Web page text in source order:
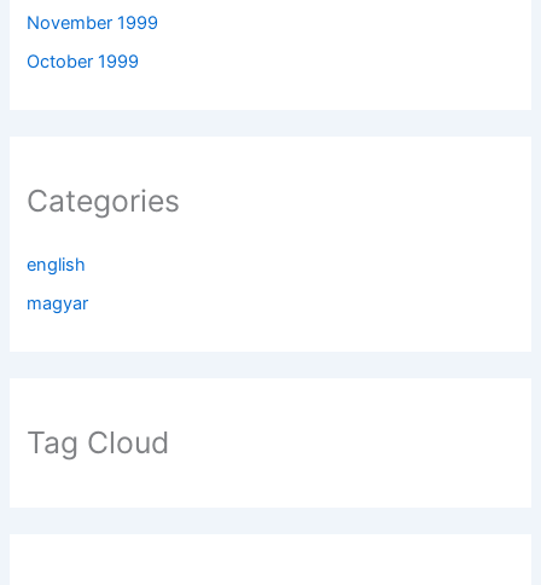
November 1999
October 1999
Categories
english
magyar
Tag Cloud